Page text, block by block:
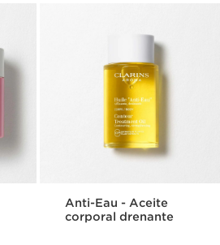
Anti-Eau - Aceite
corporal drenante